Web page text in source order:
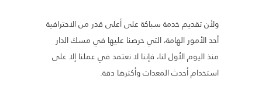
ولأن تقديم خدمة سباكة على أعلى قدر من الاحترافية
أحد الأمور الهامة، التي حرصنا عليها في مسك الدار
منذ اليوم الأول لنا، فإننا لا نعتمد في عملنا إلا على
استخدام أحدث المعدات وأكثرها دقة.